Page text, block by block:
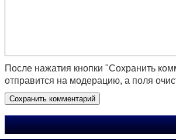
После нажатия кнопки "Сохранить
отправится на модерацию, а поля